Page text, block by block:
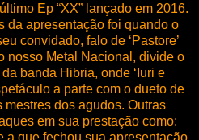
Ep “XX” lançado em 2016.
da apresentação foi quando o
convidado, falo de ‘Pastore’
nosso Metal Nacional, divide o
banda Hibria, onde ‘Iuri e
a parte com o dueto de
dos agudos. Outras
em sua prestação como:
a que fechou sua apresentação